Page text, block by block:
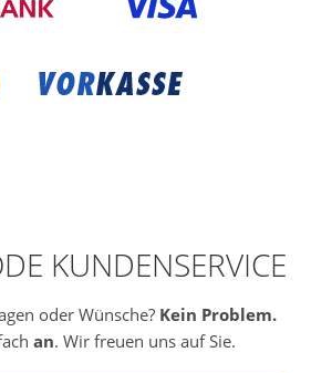
KUNDENSERVICE
oder Wünsche? Kein Problem.
an. Wir freuen uns auf Sie.